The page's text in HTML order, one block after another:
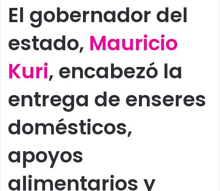
El gobernador del
estado, Mauricio
Kuri, encabezó la
entrega de enseres
domésticos,
apoyos
alimentarios y